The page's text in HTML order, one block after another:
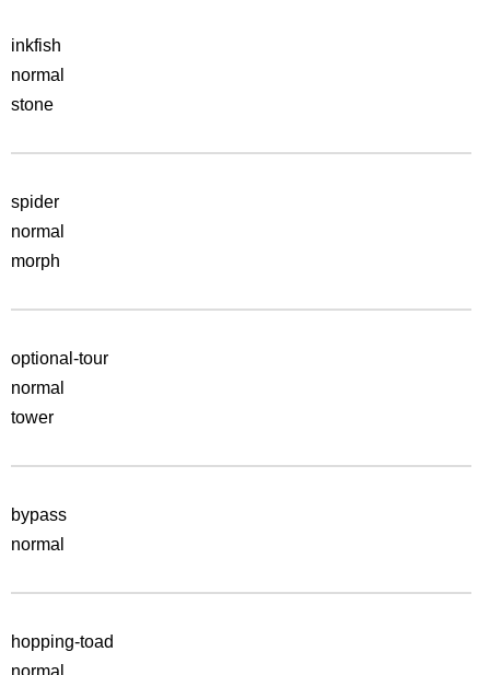
inkfish
normal
stone
spider
normal
morph
optional-tour
normal
tower
bypass
normal
hopping-toad
normal